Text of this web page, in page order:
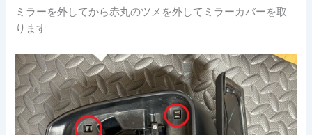
ミラーを外してから赤丸のツメを外してミラーカバーを取
ります